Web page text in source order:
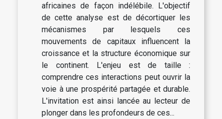
africaines de façon indélébile. L'objectif
de cette analyse est de décortiquer les
mécanismes par lesquels ces
mouvements de capitaux influencent la
croissance et la structure économique sur
le continent. L'enjeu est de taille :
comprendre ces interactions peut ouvrir la
voie à une prospérité partagée et durable.
L'invitation est ainsi lancée au lecteur de
plonger dans les profondeurs de ces...